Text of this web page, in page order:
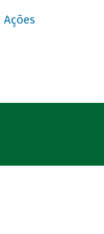
Ações